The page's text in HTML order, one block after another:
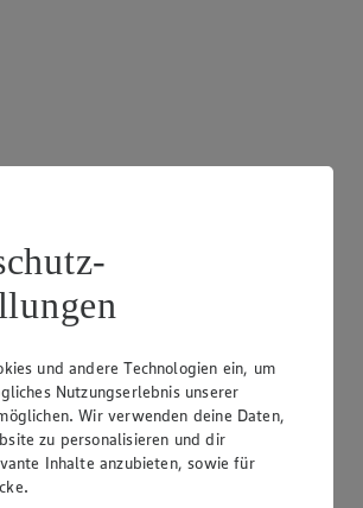
Ei und Mehl gründlich verrühren. Falls
bilden, durch ein Sieb passieren. Mit Salz,
abschmecken und 1 Stunde zugedeckt
und andere Technologien ein, um
Nutzungserlebnis unserer
Wir verwenden deine Daten,
zu personalisieren und dir
Inhalte anzubieten, sowie für